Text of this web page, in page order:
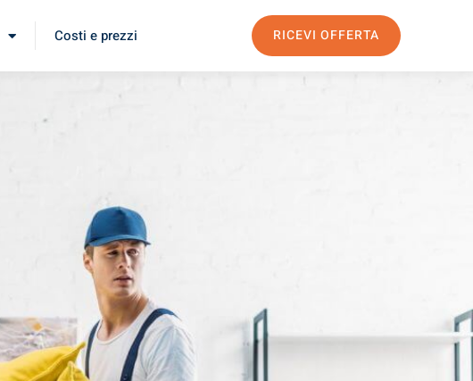
Costi e prezzi RICEVI OFFERTA